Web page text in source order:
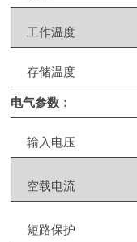
工作温度
存储温度
电气参数：
输入电压
空载电流
短路保护